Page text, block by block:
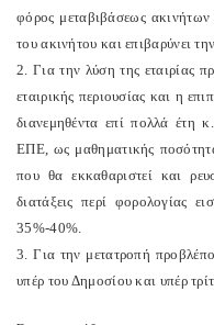
φόρος μεταβιβάσεως
του ακινήτου και επιβαρύνει
2. Για την λύση της εταιρίας
εταιρικής περιουσίας και η
διανεμηθέντα επί πολλά έτη
ΕΠΕ, ως μαθηματικής
που θα εκκαθαριστεί και
διατάξεις περί φορολογίας
35%-40%.
3. Για την μετατροπή
υπέρ του Δημοσίου και υπέρ